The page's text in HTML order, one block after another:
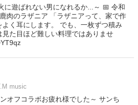
に遊ばれない男になれるか...～ 📅 令和
肉のラザニア 「ラザニアって、家で作
く耳にします。 でも、一枚ずつ積み
た目ほど難しい料理ではありませ
music
オフコラボお疲れ様でした～ サンち